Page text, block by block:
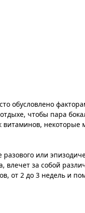
обусловлено
чтобы пара
некоторые
или
влечет за собой
от 2 до 3 недель и